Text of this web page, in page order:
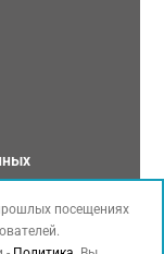
посещениях